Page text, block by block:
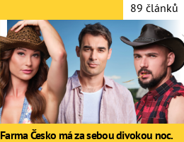
89 článků
Farma Česko má za sebou divokou noc.